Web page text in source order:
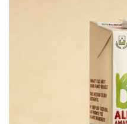
BĂUTURI / LAPTE VEGETAL
CREME ȘI PASTE TARTINABILE